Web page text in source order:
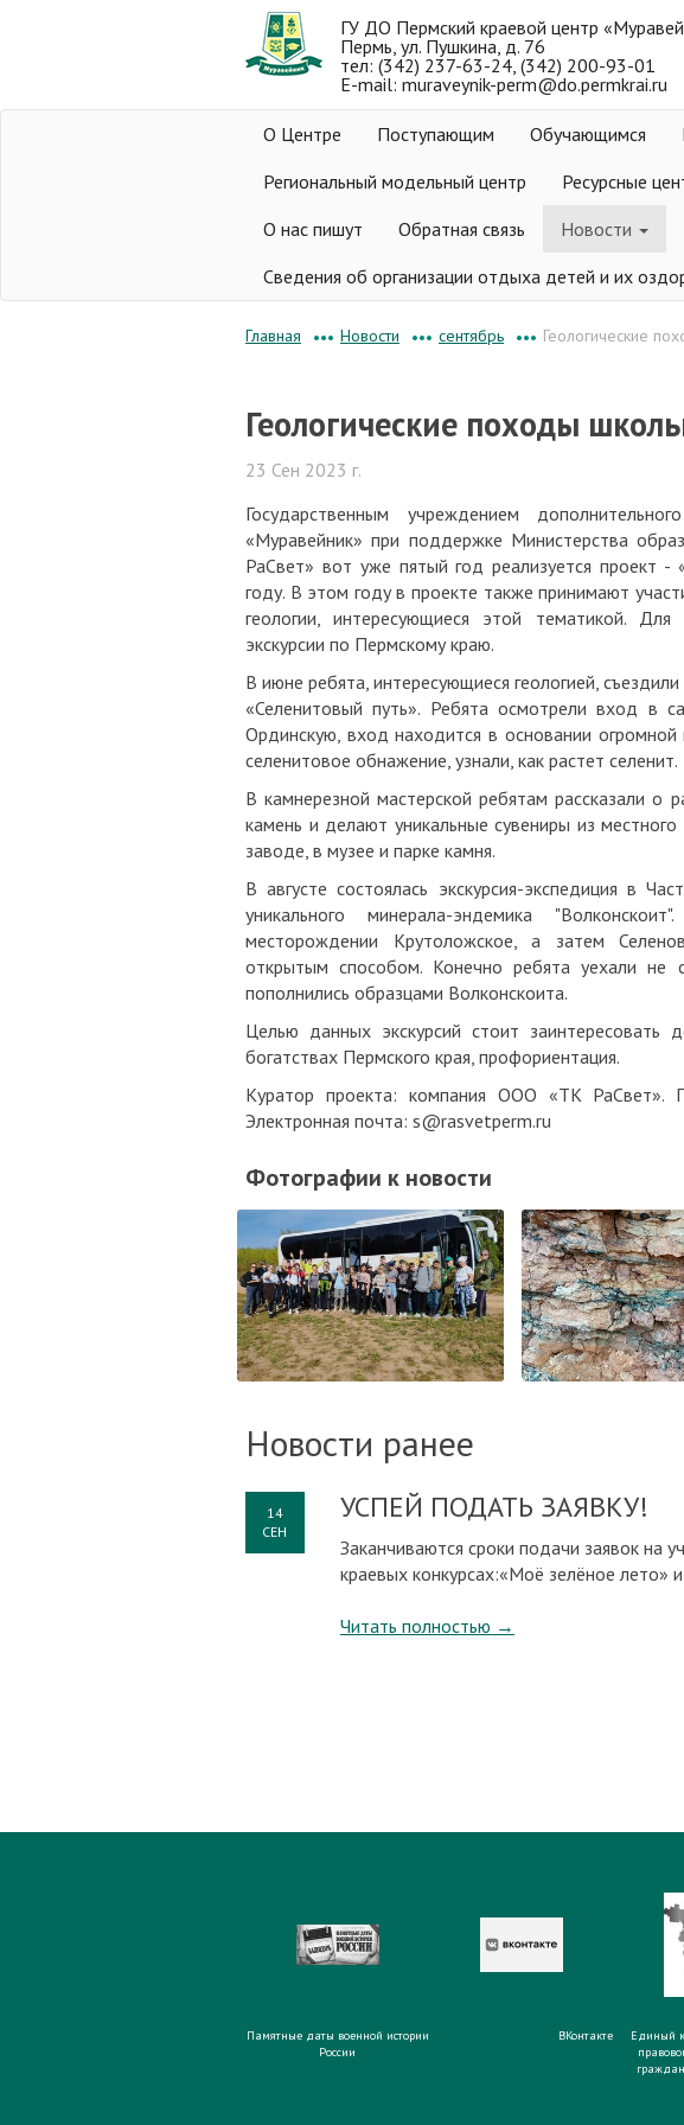
ГУ ДО Пермский краевой центр
Пермь, ул. Пушкина, д. 76
тел: (342) 237-63-24, (342) 200-93-01
E-mail: muraveynik-perm@do.permkrai.ru
О Центре Поступающим Обучающимся
Региональный модельный центр
Ресурсные
О нас пишут
Обратная связь Новости
Сведения об организации отдыха детей и их
Главная ••• Новости ••• сентябрь ••• Геологические
Геологические походы
23 Сен 2023 г.
Государственным учреждением
«Муравейник» при поддержке Министерства
РаСвет» вот уже пятый год реализуется проект -
году. В этом году в проекте также принимают
геологии, интересующиеся этой тематикой.
экскурсии по Пермскому краю.
В июне ребята, интересующиеся геологией,
«Селенитовый путь». Ребята осмотрели вход в
Ординскую, вход находится в основании
селенитовое обнажение, узнали, как растет селенит.
В камнерезной мастерской ребятам рассказали о
камень и делают уникальные сувениры из
заводе, в музее и парке камня.
В августе состоялась экскурсия-экспедиция в
уникального минерала-эндемика
месторождении Крутоложское, а затем
открытым способом. Конечно ребята уехали не
пополнились образцами Волконскоита.
Целью данных экскурсий стоит заинтересовать
богатствах Пермского края, профориентация.
Куратор проекта: компания ООО «ТК РаСвет».
Электронная почта: s@rasvetperm.ru
Фотографии к новости
Новости ранее
14
СЕН
УСПЕЙ ПОДАТЬ ЗАЯВКУ!
Заканчиваются сроки подачи заявок на
краевых конкурсах:«Моё зелёное лето» и
Читать полностью →
Памятные даты военной истории
России
ВКонтакте
Единый